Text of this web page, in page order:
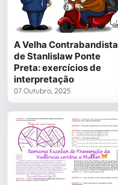
A Velha Contrabandista
de Stanlislaw Ponte
Preta: exercícios de
interpretação
07 Outubro, 2025